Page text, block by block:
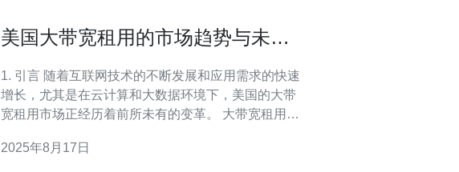
美国大带宽租用的市场趋势与未来
1. 引言 随着互联网技术的不断发展和应用需求的快速
增长，尤其是在云计算和大数据环境下，美国的大带
宽租用市场正经历着前所未有的变革。 大带宽租用不
的扩展提供了重要支持。 本文将深入探讨美国大带宽
2025年8月17日